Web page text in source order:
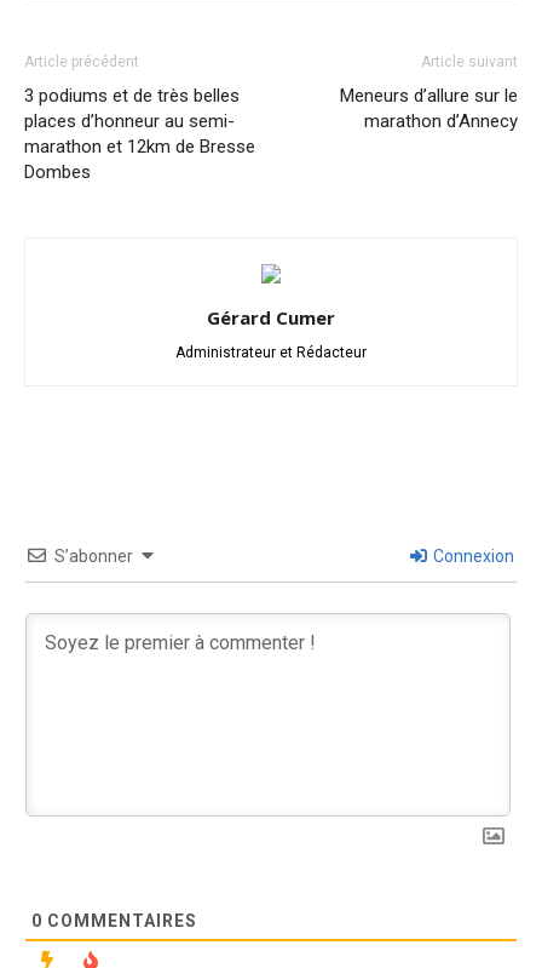
Article précédent
3 podiums et de très belles
places d’honneur au semi-
marathon et 12km de Bresse
Dombes
Article suivant
Meneurs d’allure sur le
marathon d’Annecy
Gérard Cumer
Administrateur et Rédacteur
S’abonner Connexion
0 COMMENTAIRES